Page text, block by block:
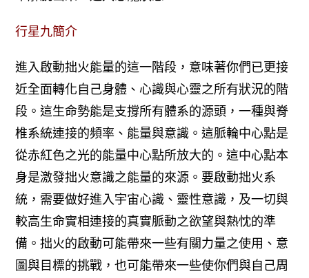
行星九簡介
進入啟動拙火能量的這一階段，意味著你們已更接
近全面轉化自己身體、心識與心靈之所有狀況的階
段。這生命勢能是支撐所有體系的源頭，一種與脊
椎系統連接的頻率、能量與意識。這脈輪中心點是
從赤紅色之光的能量中心點所放大的。這中心點本
身是激發拙火意識之能量的來源。 要啟動拙火系
統，需要做好進入宇宙心識、靈性意識，及一切與
較高生命實相連接的真實脈動之欲望與熱忱的準
備。拙火的啟動可能帶來一些有關力量之使用、意
圖與目標的挑戰，也可能帶來一些使你們與自己周